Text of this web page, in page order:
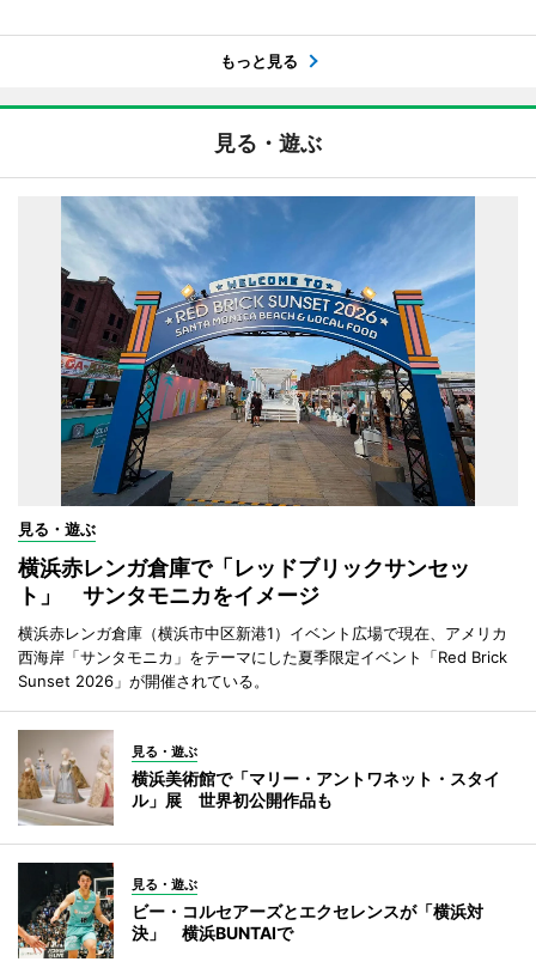
もっと見る
見る・遊ぶ
見る・遊ぶ
横浜赤レンガ倉庫で「レッドブリックサンセッ
ト」 サンタモニカをイメージ
横浜赤レンガ倉庫（横浜市中区新港1）イベント広場で現在、アメリカ
西海岸「サンタモニカ」をテーマにした夏季限定イベント「Red Brick
Sunset 2026」が開催されている。
見る・遊ぶ
横浜美術館で「マリー・アントワネット・スタイ
ル」展 世界初公開作品も
見る・遊ぶ
ビー・コルセアーズとエクセレンスが「横浜対
決」 横浜BUNTAIで